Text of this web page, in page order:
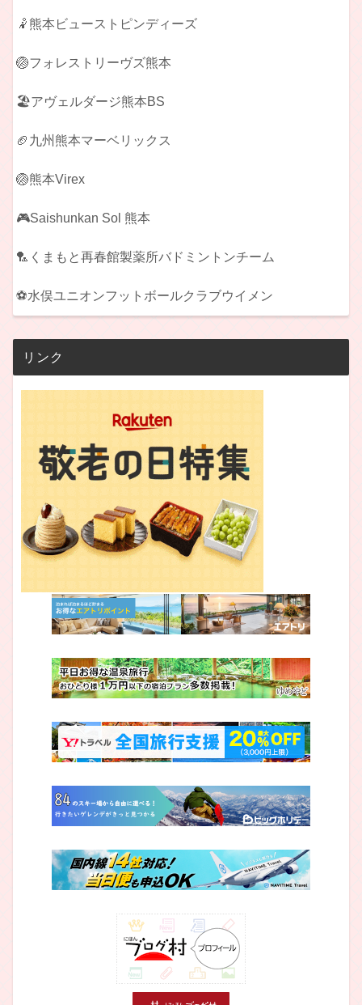
🤾熊本ビューストピンディーズ
🏐フォレストリーヴズ熊本
🏖️アヴェルダージ熊本BS
🏈九州熊本マーベリックス
🏐熊本Virex
🎮Saishunkan Sol 熊本
🏸くまもと再春館製薬所バドミントンチーム
⚽水俣ユニオンフットボールクラブウイメン
リンク